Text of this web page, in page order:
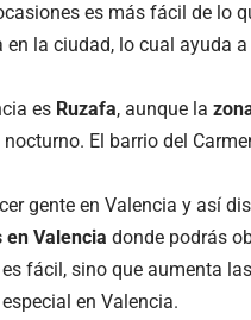
es más fácil de lo
la ciudad, lo cual ayuda a
es Ruzafa, aunque la
El barrio del
gente en Valencia y así
en Valencia donde podrás
fácil, sino que aumenta
en Valencia.